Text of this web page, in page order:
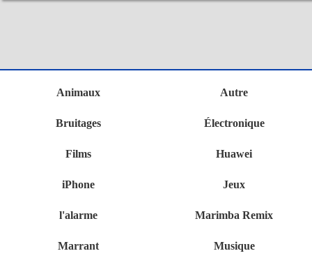
Animaux Autre
Bruitages Électronique
Films Huawei
iPhone Jeux
l'alarme Marimba Remix
Marrant Musique